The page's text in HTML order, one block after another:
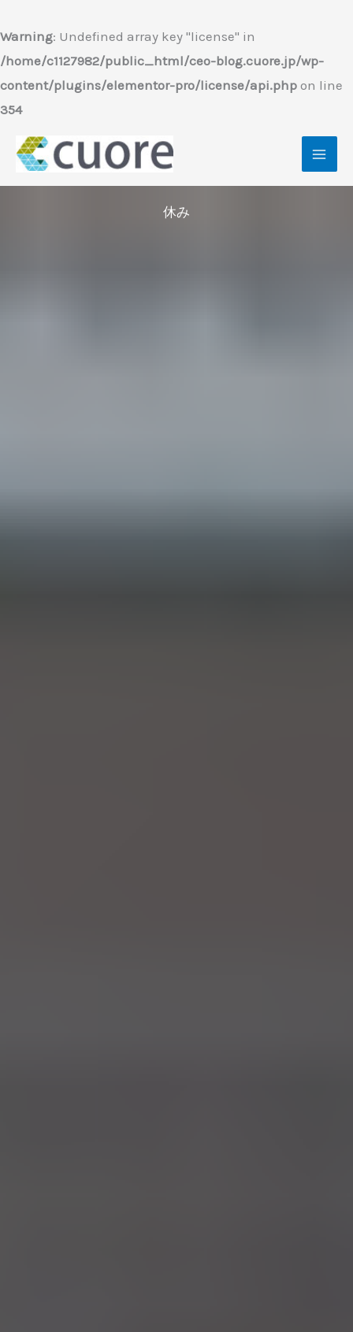
Warning: Undefined array key "license" in
/home/c1127982/public_html/ceo-blog.cuore.jp/wp-
content/plugins/elementor-pro/license/api.php on line
354
容
を
ス
キ
休み